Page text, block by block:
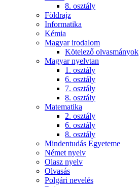
8. osztály
Földrajz
Informatika
Kémia
Magyar irodalom
Kötelező olvasmányok
Magyar nyelvtan
1. osztály
6. osztály
7. osztály
8. osztály
Matematika
2. osztály
6. osztály
8. osztály
Mindentudás Egyeteme
Német nyelv
Olasz nyelv
Olvasás
Polgári nevelés